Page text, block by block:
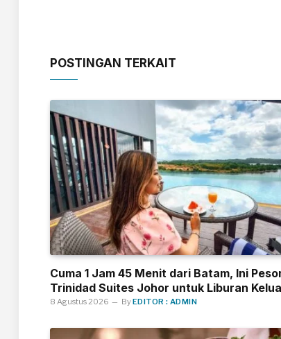
POSTINGAN TERKAIT
Cuma 1 Jam 45 Menit dari Batam, Ini
Trinidad Suites Johor untuk Liburan
8 Agustus 2026 ByEDITOR : ADMIN